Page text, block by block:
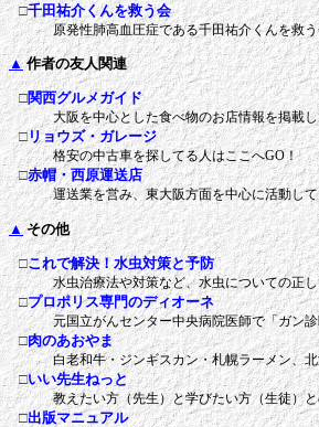
□千田祐介くんを救う会
原発性肺高血圧症である千田祐介くんを救
▲ 作者の友人関連
□関西グルメガイド
大阪を中心とした食べ物のお店情報を掲載
□リョウズ・ガレージ
格安の中古車を探してる人はここへGO！
□赤帽・西原運送店
運送業を営み、東大阪方面を中心に活動し
▲ その他
□これで解決！水虫対策と予防
水虫治療法や対策など、水虫についての正
□プロポリス専門のディオーネ
元国立がんセンター中央病院医師で「ガン
□肉のあおやま
白老和牛・ジンギスカン・札幌ラーメン、
□いい先生ねっと
教えたい方（先生）と学びたい方（生徒）
□出版マニュアル